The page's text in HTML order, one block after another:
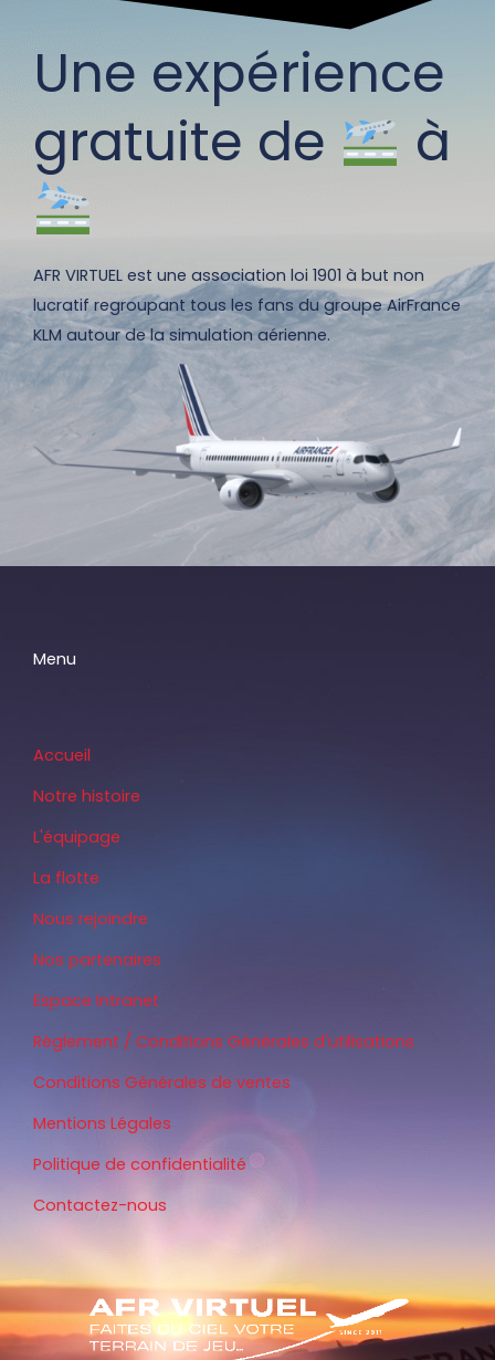
Une expérience
gratuite de
à
AFR VIRTUEL est une association loi 1901 à but non
lucratif regroupant tous les fans du groupe AirFrance
KLM autour de la simulation aérienne.
Menu
Accueil
Notre histoire
L'équipage
La flotte
Nous rejoindre
Nos partenaires
Espace Intranet
Règlement / Conditions Générales d'utilisations
Conditions Générales de ventes
Mentions Légales
Politique de confidentialité
Contactez-nous